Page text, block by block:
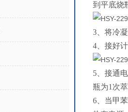
到平底烧
3、将冷
4、接好
5、接通
瓶为1次
6、当甲